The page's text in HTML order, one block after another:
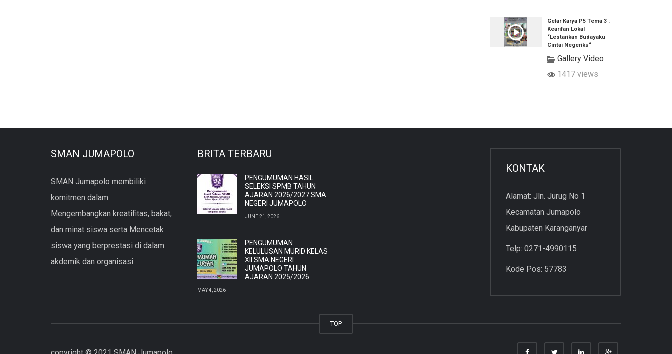
Gelar Karya P5 Tema 3 :
Kearifan Lokal
“Lestarikan Budayaku
Cintai Negeriku“
Gallery Video
1417 views
SMAN JUMAPOLO
SMAN Jumapolo membiliki
komitmen dalam
Mengembangkan kreatifitas, bakat,
dan minat siswa serta Mencetak
siswa yang berprestasi di dalam
akdemik dan organisasi.
BRITA TERBARU
PENGUMUMAN HASIL
SELEKSI SPMB TAHUN
AJARAN 2026/2027 SMA
NEGERI JUMAPOLO
JUNE 21, 2026
PENGUMUMAN
KELULUSAN MURID KELAS
XII SMA NEGERI
JUMAPOLO TAHUN
AJARAN 2025/2026
MAY 4, 2026
KONTAK
Alamat: Jln. Jurug No 1
Kecamatan Jumapolo
Kabupaten Karanganyar
Telp: 0271-4990115
Kode Pos: 57783
TOP